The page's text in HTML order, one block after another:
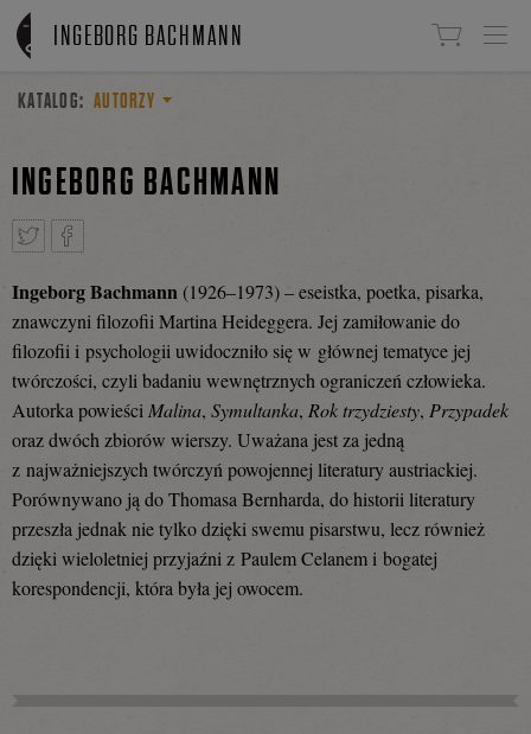
Linki do przejścia
INGEBORG BACHMANN
KATALOG: AUTORZY
INGEBORG BACHMANN
TweetnijPodziel
się
Facebooku
Ingeborg Bachmann (1926–1973) – eseistka, poetka, pisarka,
znawczyni filozofii Martina Heideggera. Jej zamiłowanie do
filozofii i psychologii uwidoczniło się w głównej tematyce jej
twórczości, czyli badaniu wewnętrznych ograniczeń człowieka.
Autorka powieściMalina, Symultanka, Rok trzydziesty, Przypadek
oraz dwóch zbiorów wierszy. Uważana jest za jedną
z najważniejszych twórczyń powojennej literatury austriackiej.
Porównywano ją do Thomasa Bernharda, do historii literatury
przeszła jednak nie tylko dzięki swemu pisarstwu, lecz również
dzięki wieloletniej przyjaźni z Paulem Celanem i bogatej
korespondencji, która była jej owocem.